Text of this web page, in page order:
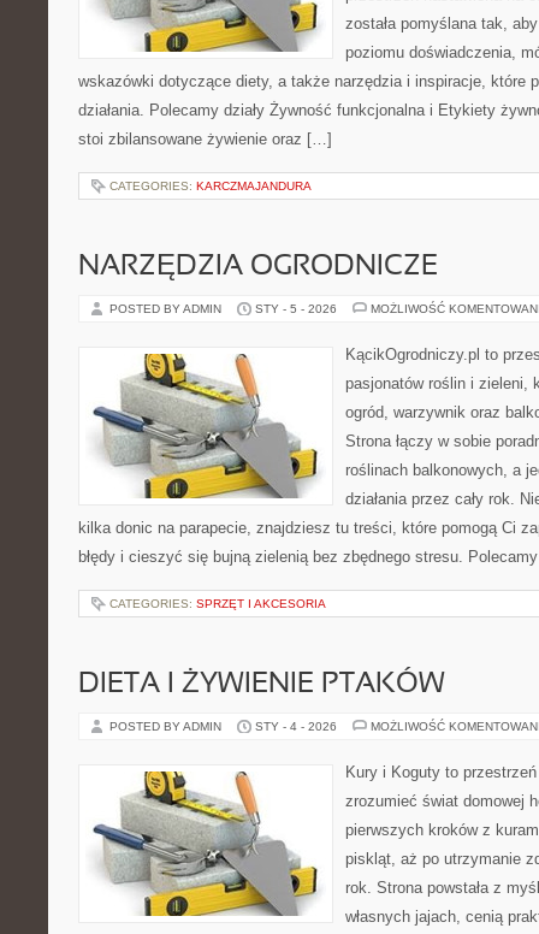
została pomyślana tak,
poziomu doświadczenia,
wskazówki dotyczące diety, a także narzędzia i inspiracje, które
działania. Polecamy działy Żywność funkcjonalna i Etykiety
stoi zbilansowane żywienie oraz […]
CATEGORIES: KARCZMAJANDURA
NARZĘDZIA OGRODNICZE
POSTED BY ADMIN STY - 5 - 2026 MOŻLIWOŚĆ
KącikOgrodniczy.pl to
pasjonatów roślin i zieleni,
ogród, warzywnik oraz
Strona łączy w sobie
roślinach balkonowych, a
działania przez cały rok.
kilka donic na parapecie, znajdziesz tu treści, które pomogą Ci
błędy i cieszyć się bujną zielenią bez zbędnego stresu.
CATEGORIES: SPRZĘT I AKCESORIA
DIETA I ŻYWIENIE PTAKÓW
POSTED BY ADMIN STY - 4 - 2026 MOŻLIWOŚĆ
Kury i Koguty to
zrozumieć świat domowej
pierwszych kroków z
piskląt, aż po utrzymanie
rok. Strona powstała z
własnych jajach, cenią